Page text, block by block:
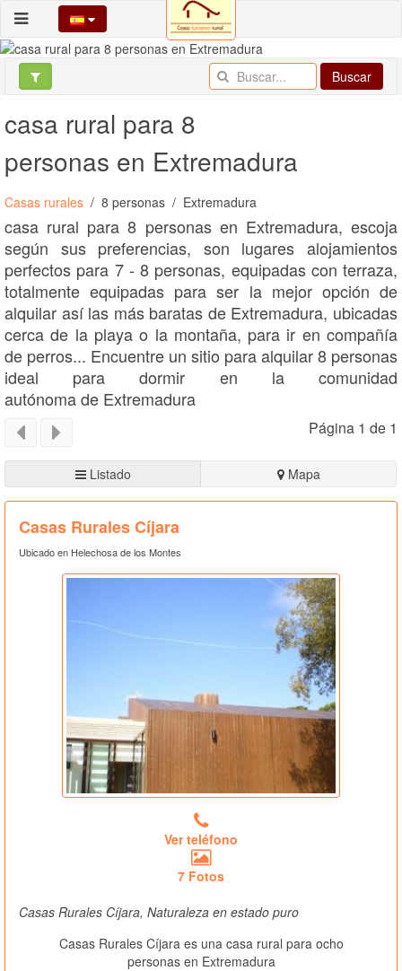
Buscar
casa rural para 8
personas en Extremadura
Casas rurales 8 personas Extremadura
casa rural para 8 personas en Extremadura, escoja
según sus preferencias, son lugares alojamientos
perfectos para 7 - 8 personas, equipadas con terraza,
totalmente equipadas para ser la mejor opción de
alquilar así las más baratas de Extremadura, ubicadas
cerca de la playa o la montaña, para ir en compañía
de perros... Encuentre un sitio para alquilar 8 personas
ideal para dormir en la comunidad
autónoma de Extremadura
Página 1 de 1
Listado Mapa
Casas Rurales Cíjara
Ubicado en Helechosa de los Montes
Ver teléfono
7 Fotos
Casas Rurales Cíjara, Naturaleza en estado puro
Casas Rurales Cíjara es una casa rural para ocho
personas en Extremadura